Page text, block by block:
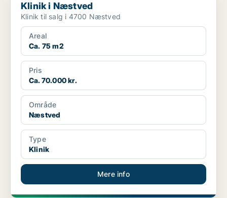
Klinik i Næstved
Klinik til salg i 4700 Næstved
Areal
Ca. 75 m2
Pris
Ca. 70.000 kr.
Område
Næstved
Type
Klinik
Mere info